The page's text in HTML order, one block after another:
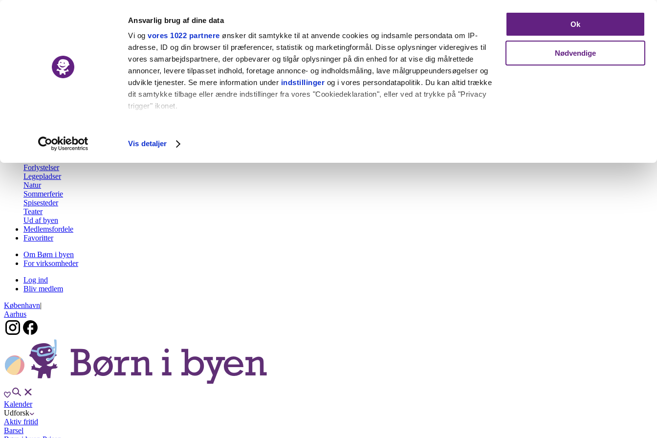
Ansvarlig brug af dine data
Vi ogvores 1022 partnere ønsker dit samtykke til at anvende cookies og indsamle persondata om IP-
adresse, ID og din browser til præferencer, statistik og marketingformål. Disse oplysninger videregives til
vores samarbejdspartnere, der opbevarer og tilgår oplysninger på din enhed for at vise dig målrettede
annoncer, levere tilpasset indhold, foretage annonce- og indholdsmåling, lave målgruppeundersøgelser og
udvikle tjenester. Se mere information under indstillinger og i vores persondatapolitik. Du kan altid trække
dit samtykke tilbage eller ændre indstillinger fra vores "Cookiedeklaration", eller ved at trykke på "Privacy
trigger" ikonet.
Indsamle præcise oplysninger om din placering, der kan være nøjagtig inden for få meter
Vis detaljer
Ok
Nødvendige
Børn i byen Prisen
Børnefødselsdag
Forlystelser
Legepladser
Natur
Sommerferie
Spisesteder
Teater
Ud af byen
Medlemsfordele
Favoritter
Om Børn i byen
For virksomheder
Log ind
Bliv medlem
København|
Aarhus
Kalender
Udforsk
Aktiv fritid
Barsel